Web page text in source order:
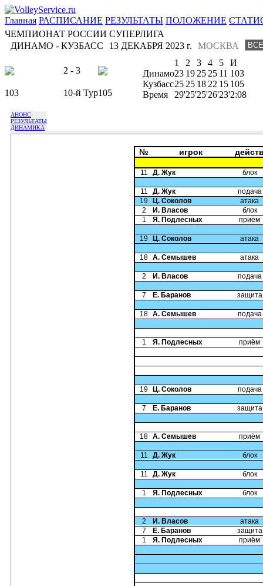
Главная РАСПИСАНИЕ РЕЗУЛЬТАТЫ ПОЛОЖЕНИЕ
ЧЕМПИОНАТ РОССИИ СУПЕРЛИГА
ДИНАМО - КУЗБАСС
МОСКВА
13 ДЕКАБРЯ 2023 г.
2 - 3
103 10-й Тур105
1 2 3 4 5
И
Динамо23 19 25 25 11 103
Кузбасс25 25 18 22 15 105
Время
29'25'25'26'23'2:08
АНОНС
РЕЗУЛЬТАТЫ
ДИНАМИКА
№ игрок
11 Д. Жук блок
11 Д. Жук
подача
19
Ц. Соколов
атака
2
И. Власов
блок
1
Я. Подлесных приём
19 Ц. Соколов атака
18 А. Семышев атака
2 И. Власов подача
7 Е. Баранов защита
18 А. Семышев подача
1 Я. Подлесных приём
19 Ц. Соколов подача
7 Е. Баранов защита
18 А. Семышев приём
11 Д. Жук блок
11 Д. Жук блок
1 Я. Подлесных блок
2 И. Власов
атака
7
Е. Баранов
защита
1
Я. Подлесных приём